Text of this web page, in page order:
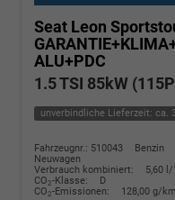
Seat Leon
ALU+PDC
1.5 TSI 85kW
unverbindliche Lieferzeit: ca.
Fahrzeugnr.: 510043
Benzin
Neuwagen
Verbrauch kombiniert:
5,60
CO2-Klasse:
D
CO2-Emissionen: 128,00 g/km